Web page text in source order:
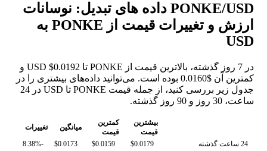
PONKE/USD داده های تبدیل: نوسانات
ارزش و تغییرات قیمت از PONKE به
USD
در 7 روز گذشته، بالاترین قیمت از PONKE تا USD $0.0192 و
کمترین آن $0.0160 بوده است. می‌توانید داده‌های بیشتری را در
جدول زیر بررسی کنید، از جمله قیمت PONKE تا USD در 24
ساعت، 30 روز و 90 روز گذشته.
بیشترین
قیمت
کمترین
قیمت
میانگین
تغییرات
24 ساعت گذشته
$0.0179
$0.0159
$0.0173
-8.38%